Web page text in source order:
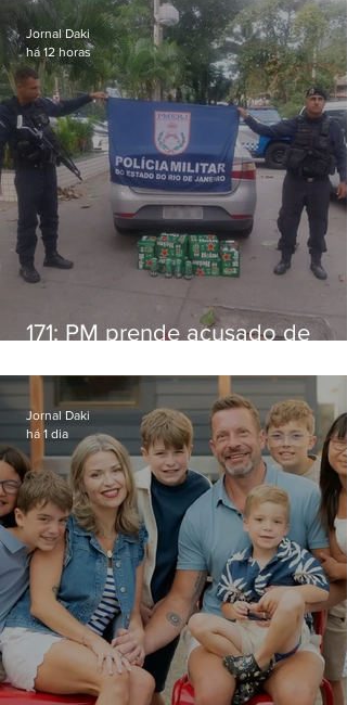
171: PM prende acusado de
Niterói
Jornal Daki
há 12 horas
Jornal Daki
há 1 dia